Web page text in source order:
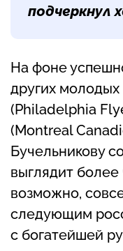
подчеркнул
На фоне
других молодых
(Philadelphia
(Montreal
Бучельникову
выглядит
возможно,
следующим
с богатейшей